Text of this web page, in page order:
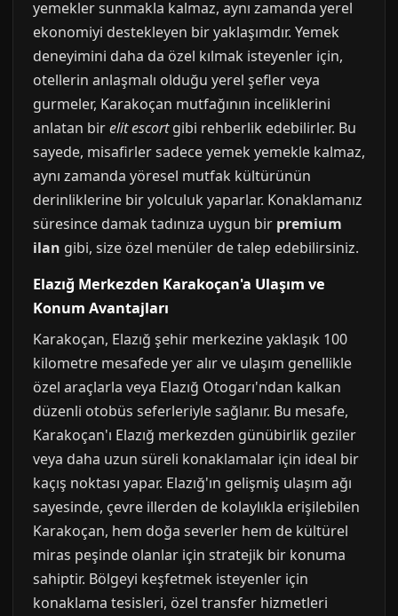
yemekler sunmakla kalmaz, aynı zamanda yerel
ekonomiyi destekleyen bir yaklaşımdır. Yemek
deneyimini daha da özel kılmak isteyenler için,
otellerin anlaşmalı olduğu yerel şefler veya
gurmeler, Karakoçan mutfağının inceliklerini
anlatan birelit escortgibi rehberlik edebilirler. Bu
sayede, misafirler sadece yemek yemekle kalmaz,
aynı zamanda yöresel mutfak kültürünün
derinliklerine bir yolculuk yaparlar. Konaklamanız
süresince damak tadınıza uygun bir premium
ilan gibi, size özel menüler de talep edebilirsiniz.
Elazığ Merkezden Karakoçan'a Ulaşım ve
Konum Avantajları
Karakoçan, Elazığ şehir merkezine yaklaşık 100
kilometre mesafede yer alır ve ulaşım genellikle
özel araçlarla veya Elazığ Otogarı'ndan kalkan
düzenli otobüs seferleriyle sağlanır. Bu mesafe,
Karakoçan'ı Elazığ merkezden günübirlik geziler
veya daha uzun süreli konaklamalar için ideal bir
kaçış noktası yapar. Elazığ'ın gelişmiş ulaşım ağı
sayesinde, çevre illerden de kolaylıkla erişilebilen
Karakoçan, hem doğa severler hem de kültürel
miras peşinde olanlar için stratejik bir konuma
sahiptir. Bölgeyi keşfetmek isteyenler için
konaklama tesisleri, özel transfer hizmetleri